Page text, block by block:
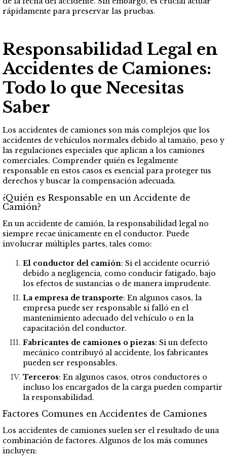
rápidamente para preservar las pruebas.
Responsabilidad Legal en
Accidentes de Camiones:
Todo lo que Necesitas
Saber
Los accidentes de camiones son más complejos que los
accidentes de vehículos normales debido al tamaño, peso y
las regulaciones especiales que aplican a los camiones
comerciales. Comprender quién es legalmente
responsable en estos casos es esencial para proteger tus
derechos y buscar la compensación adecuada.
¿Quién es Responsable en un Accidente de
Camión?
En un accidente de camión, la responsabilidad legal no
siempre recae únicamente en el conductor. Puede
involucrar múltiples partes, tales como:
El conductor del camión: Si el accidente ocurrió
debido a negligencia, como conducir fatigado, bajo
los efectos de sustancias o de manera imprudente.
La empresa de transporte: En algunos casos, la
empresa puede ser responsable si falló en el
mantenimiento adecuado del vehículo o en la
capacitación del conductor.
Fabricantes de camiones o piezas: Si un defecto
mecánico contribuyó al accidente, los fabricantes
pueden ser responsables.
Terceros: En algunos casos, otros conductores o
incluso los encargados de la carga pueden compartir
la responsabilidad.
Factores Comunes en Accidentes de Camiones
Los accidentes de camiones suelen ser el resultado de una
combinación de factores. Algunos de los más comunes
incluyen: